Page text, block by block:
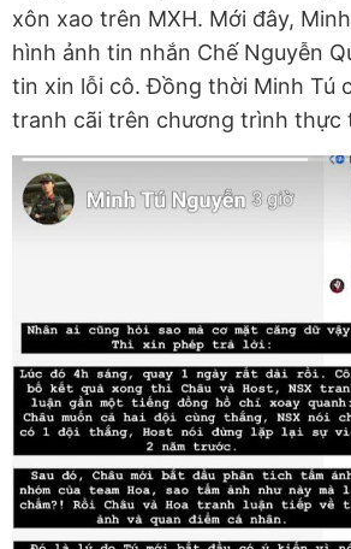
xôn xao trên MXH. Mới đây,
hình ảnh tin nhắn Chế Nguyễn
tin xin lỗi cô. Đồng thời Minh Tú
tranh cãi trên chương trình thực